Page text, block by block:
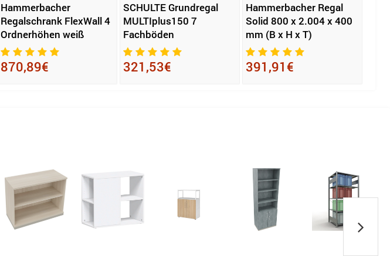
Hammerbacher
Regalschrank FlexWall 4
Ordnerhöhen weiß
870,89€
SCHULTE Grundregal
MULTIplus150 7
Fachböden
321,53€
Hammerbacher Regal
Solid 800 x 2.004 x 400
mm (B x H x T)
391,91€